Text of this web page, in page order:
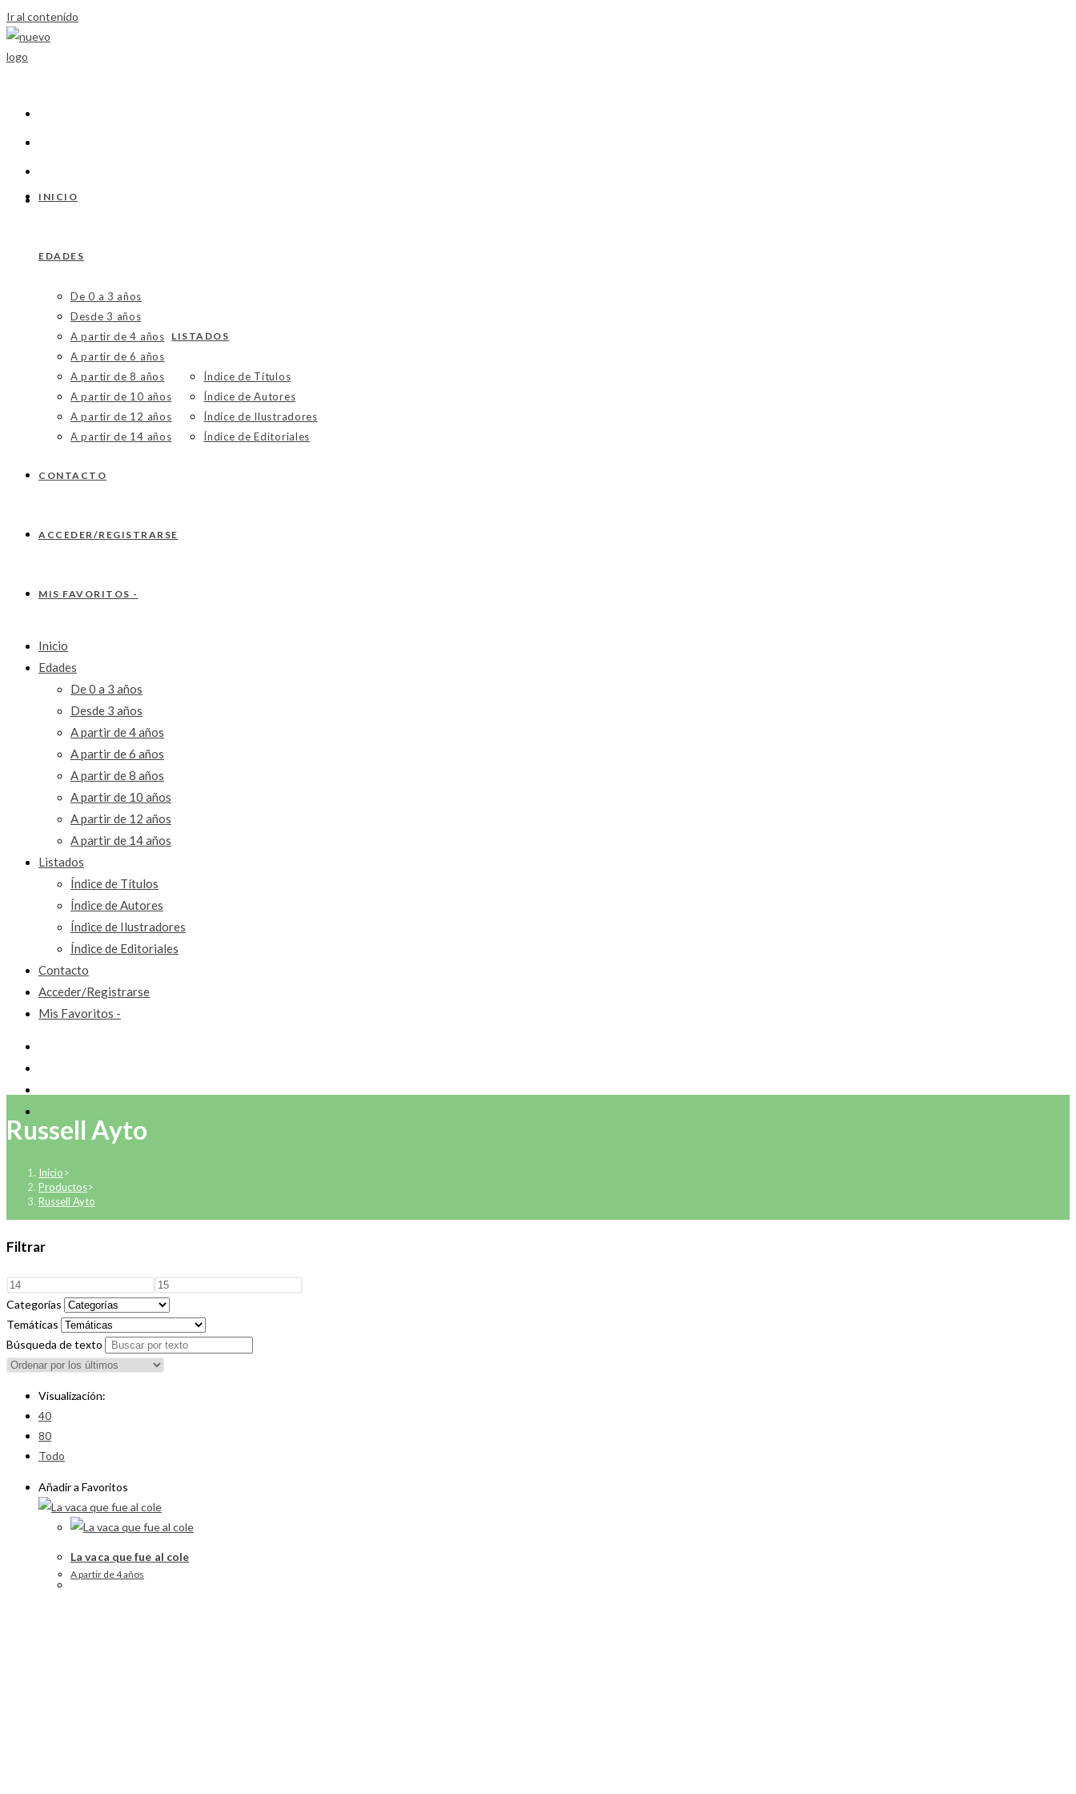
Ir al contenido
INICIO
EDADES
De 0 a 3 años
Desde 3 años
A partir de 4 años
A partir de 6 años
A partir de 8 años
A partir de 10 años
A partir de 12 años
A partir de 14 años
LISTADOS
Índice de Títulos
Índice de Autores
Índice de Ilustradores
Índice de Editoriales
CONTACTO
ACCEDER/REGISTRARSE
MIS FAVORITOS -
Inicio
Edades
De 0 a 3 años
Desde 3 años
A partir de 4 años
A partir de 6 años
A partir de 8 años
A partir de 10 años
A partir de 12 años
A partir de 14 años
Listados
Índice de Títulos
Índice de Autores
Índice de Ilustradores
Índice de Editoriales
Contacto
Acceder/Registrarse
Mis Favoritos -
Russell Ayto
Inicio>
Productos>
Russell Ayto
Filtrar
Categorías
Temáticas
Búsqueda de texto
Visualización:
40
80
Todo
Añadir a Favoritos
La vaca que fue al cole
A partir de 4 años